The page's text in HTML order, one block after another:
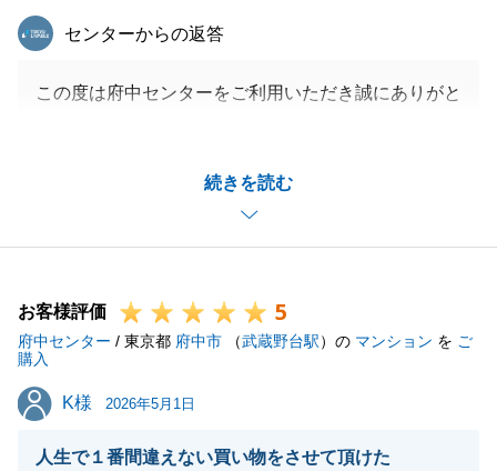
続きを読む
東急リバブル
センターからの返答
この度は府中センターをご利用いただき誠にありがと
不動産に関するお悩みがございましたらお気軽にご相
談いただければ幸いです。
お客様評価 5
府中センター / 東京都 府中市 （武蔵野台駅）の マンション を ご
購入
K様
K様 2026年5月1日
人生で１番間違えない買い物をさせて頂けた